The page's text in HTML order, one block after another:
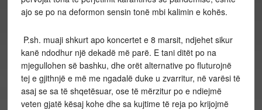
ajo se po na deformon sensin tonë mbi kalimin e kohës.
P.sh. muaji shkurt apo koncertet e 8 marsit, ndjehet sikur
kanë ndodhur një dekadë më parë. E tani ditët po na
mjegullohen së bashku, dhe orët alternative po fluturojnë
tej e gjithnjë e më me ngadalë duke u zvarritur, në varësi të
asaj se sa të shqetësuar, ose të mërzitur po e ndiejmë
veten gjatë kësaj kohe dhe sa kujtime të reja po krijojmë